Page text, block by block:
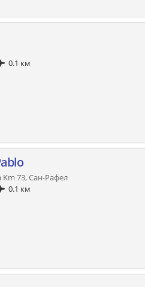
0.1 км
Km 73, Сан-Рафел
0.1 км